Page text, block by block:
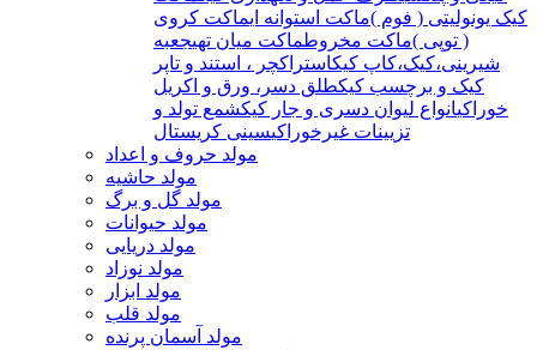
کیک یونولیتی ( فوم )ماکت استوانه ایماکت کروی
( توپی )ماکت مخروطماکت میان تهیجعبه
شیرینی،کیک،کاپ کیکاستراکچر ، استند و تاپر
کیک و برچسب کیکطلق دسر، ورق و اکریل
خوراکیانواع لیوان دسری و جار کیکشمع تولد و
تزیینات غیرخوراکیسینی کریستال
مولد حروف و اعداد
مولد حاشیه
مولد گل و برگ
مولد حیوانات
مولد دریایی
مولد نوزاد
مولد ابزار
مولد قلب
مولد آسمان پرنده